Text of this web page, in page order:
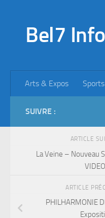
Bel7
Arts & Expos Sports
SUIVRE :
ARTICLE
La Veine – Nouveau
ARTICLE
PHILHARMONIE